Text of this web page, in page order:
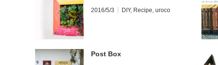
2016/5/3 DIY, Recipe, uroco
Post Box